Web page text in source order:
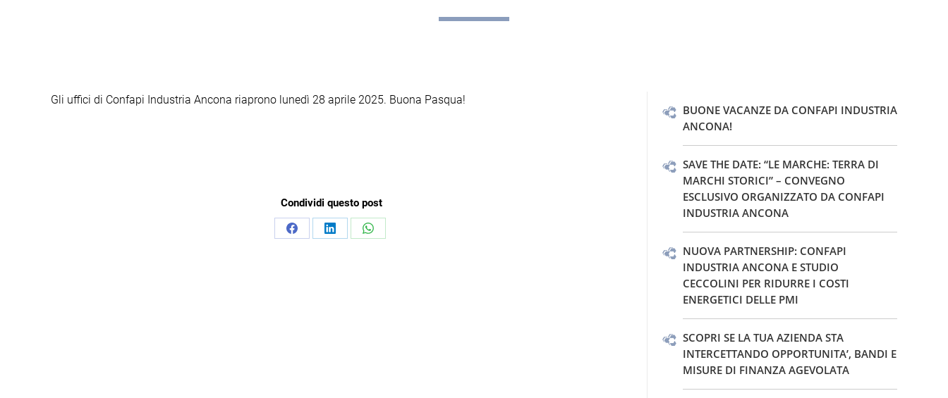
Gli uffici di Confapi Industria Ancona riaprono lunedì 28 aprile 2025. Buona Pasqua!
Condividi questo post
CondividiCondividiCondividi
BUONE VACANZE DA CONFAPI INDUSTRIA
ANCONA!
SAVE THE DATE: “LE MARCHE: TERRA DI
MARCHI STORICI” – CONVEGNO
ESCLUSIVO ORGANIZZATO DA CONFAPI
INDUSTRIA ANCONA
NUOVA PARTNERSHIP: CONFAPI
INDUSTRIA ANCONA E STUDIO
CECCOLINI PER RIDURRE I COSTI
ENERGETICI DELLE PMI
SCOPRI SE LA TUA AZIENDA STA
INTERCETTANDO OPPORTUNITA’, BANDI E
MISURE DI FINANZA AGEVOLATA